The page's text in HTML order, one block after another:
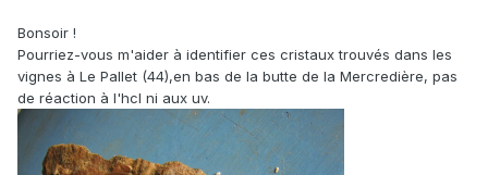
Bonsoir !
Pourriez-vous m'aider à identifier ces cristaux trouvés dans les
vignes à Le Pallet (44),en bas de la butte de la Mercredière, pas
de réaction à l'hcl ni aux uv.